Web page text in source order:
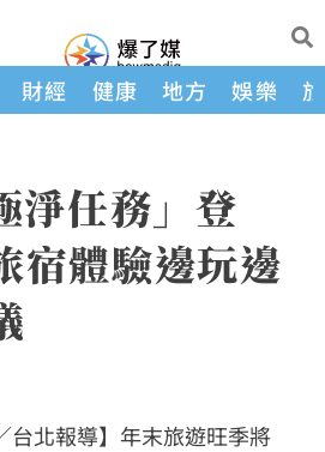
財經 健康 地方 娛樂
淨任務」登
宿體驗邊玩邊
台北報導】年末旅遊旺季將